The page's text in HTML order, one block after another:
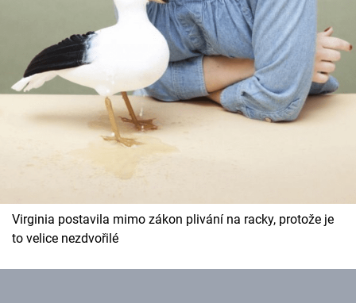
Virginia postavila mimo zákon plivání na racky, protože je
to velice nezdvořilé